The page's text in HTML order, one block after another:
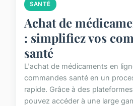
SANTÉ
Achat de
: simplifiez vos
santé
L'achat de médicaments en
commandes santé en un
rapide. Grâce à des
pouvez accéder à une large